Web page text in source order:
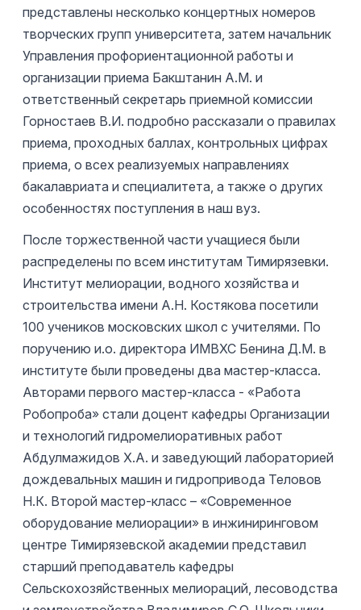
представлены несколько концертных номеров
творческих групп университета, затем начальник
Управления профориентационной работы и
организации приема Бакштанин А.М. и
ответственный секретарь приемной комиссии
Горностаев В.И. подробно рассказали о правилах
приема, проходных баллах, контрольных цифрах
приема, о всех реализуемых направлениях
бакалавриата и специалитета, а также о других
особенностях поступления в наш вуз.
После торжественной части учащиеся были
распределены по всем институтам Тимирязевки.
Институт мелиорации, водного хозяйства и
строительства имени А.Н. Костякова посетили
100 учеников московских школ с учителями. По
поручению и.о. директора ИМВХС Бенина Д.М. в
институте были проведены два мастер-класса.
Авторами первого мастер-класса - «Работа
Робопроба» стали доцент кафедры Организации
и технологий гидромелиоративных работ
Абдулмажидов Х.А. и заведующий лабораторией
дождевальных машин и гидропривода Теловов
Н.К. Второй мастер-класс – «Современное
оборудование мелиорации» в инжиниринговом
центре Тимирязевской академии представил
старший преподаватель кафедры
Сельскохозяйственных мелиораций, лесоводства